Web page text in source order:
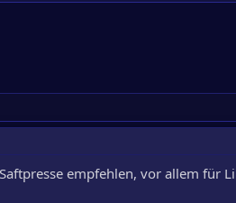
empfehlen, vor allem für